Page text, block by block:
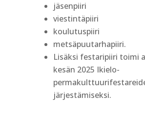
jäsenpiiri
viestintäpiiri
koulutuspiiri
metsäpuutarhapiiri.
Lisäksi festaripiiri toimi
kesän 2025 Ikielo-
järjestämiseksi.